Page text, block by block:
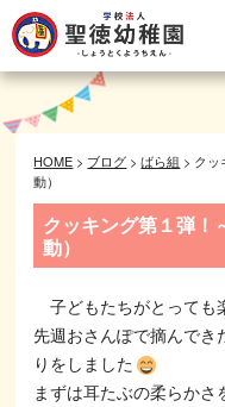
HOME > ブログ >ばら組 > クッ
動）
クッキング第１弾！
動）
子どもたちがとっても
先週おさんぽで摘んで
りをしました
まずは耳たぶの柔らか